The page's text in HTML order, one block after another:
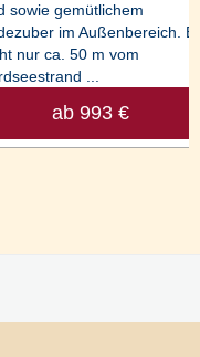
sowie gemütlichem
im Außenbereich.
nur ca. 50 m vom
...
ab 993 €